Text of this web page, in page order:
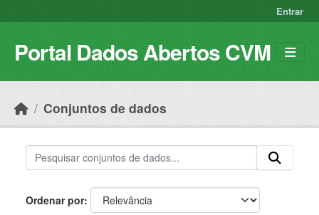
Entrar
Portal Dados Abertos CVM
Conjuntos de dados
Ordenar por